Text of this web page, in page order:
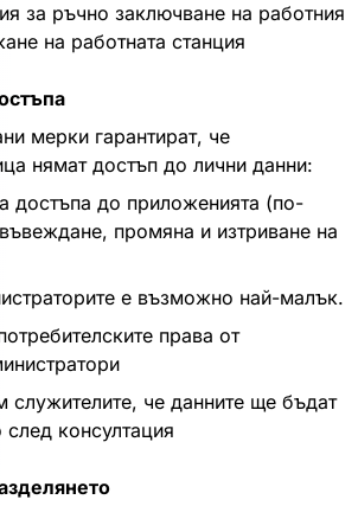
за ръчно заключване на работния
на работната станция
мерки гарантират, че
нямат достъп до лични данни:
достъпа до приложенията (по-
промяна и изтриване на
е възможно най-малък.
права от
служителите, че данните ще бъдат
консултация